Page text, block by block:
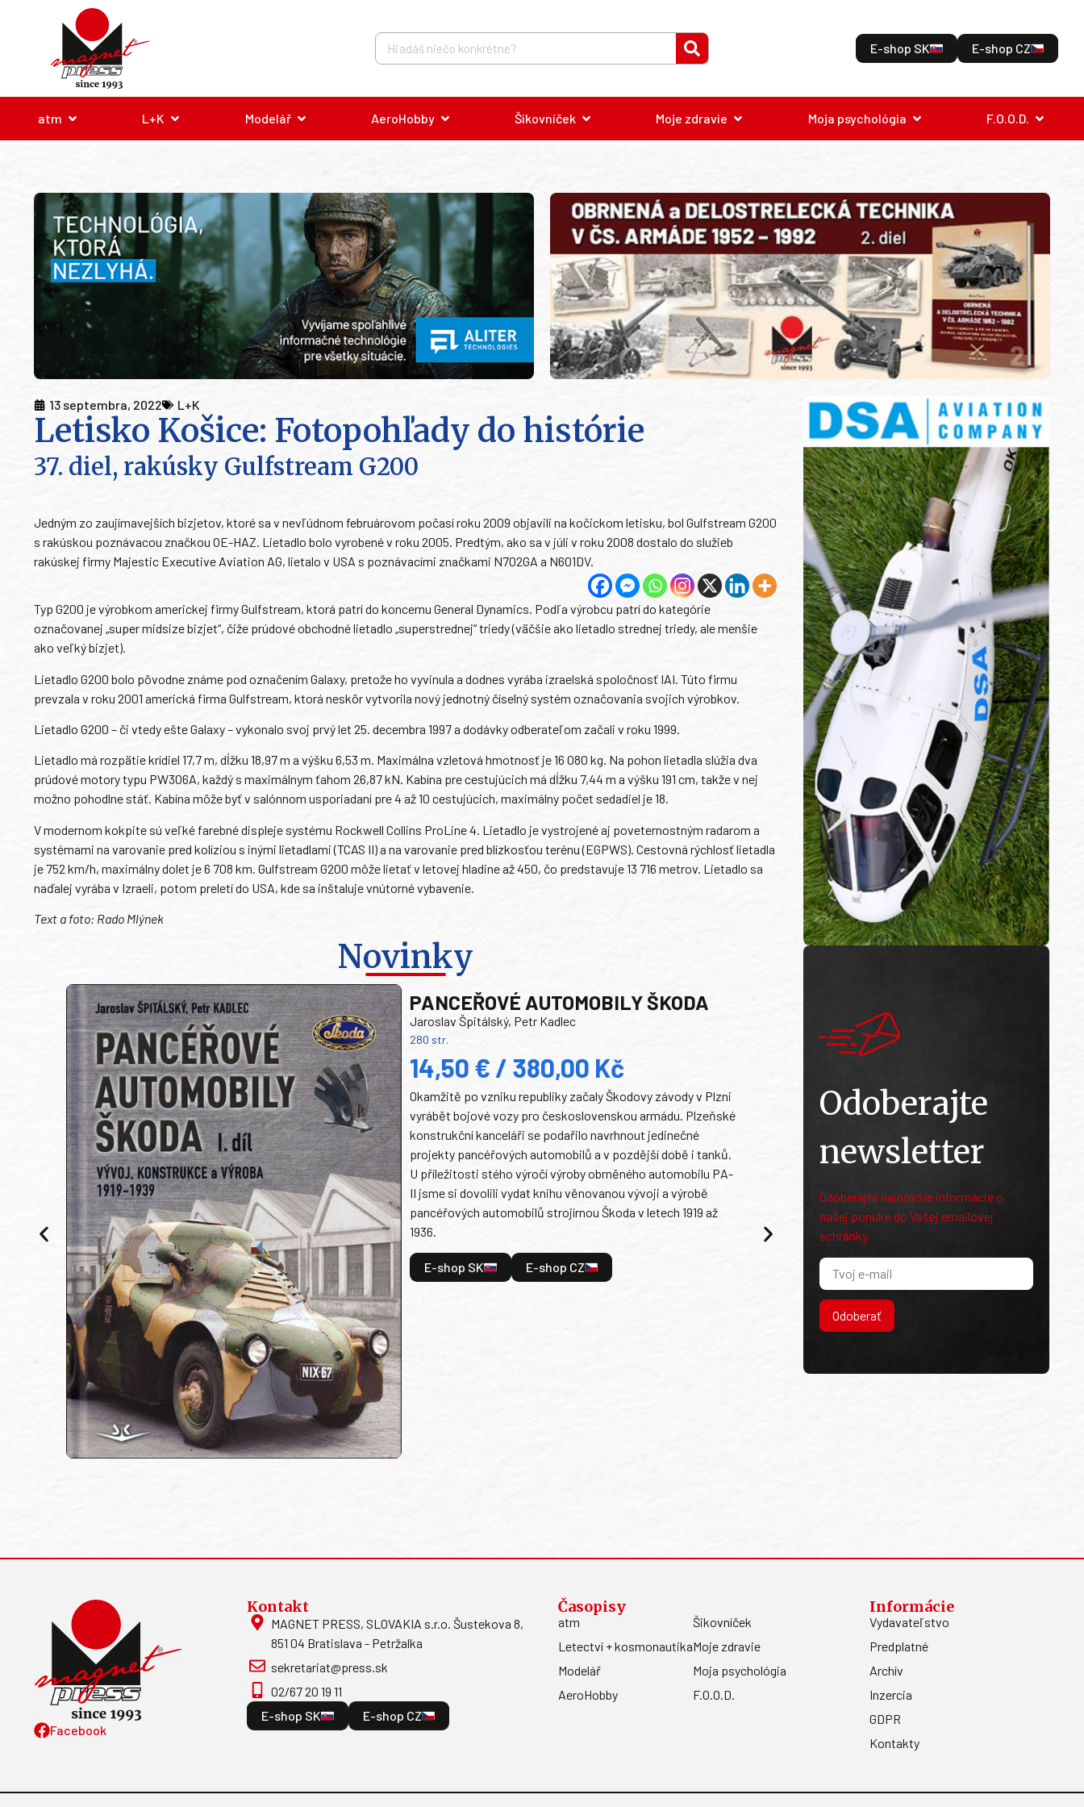
E-shop SK E-shop CZ
atm L+K Modelář AeroHobby Šikovníček Moje zdravie Moja psychológia F.O.O.D.
13 septembra, 2022 L+K
Letisko Košice: Fotopohľady do histórie
37. diel, rakúsky Gulfstream G200
Jedným zo zaujímavejších bizjetov, ktoré sa v nevľúdnom februárovom počasí roku 2009 objavili na kočickom letisku, bol Gulfstream G200
s rakúskou poznávacou značkou OE-HAZ. Lietadlo bolo vyrobené v roku 2005. Predtým, ako sa v júli v roku 2008 dostalo do služieb
rakúskej firmy Majestic Executive Aviation AG, lietalo v USA s poznávacími značkami N702GA a N601DV.
Typ G200 je výrobkom americkej firmy Gulfstream, ktorá patrí do koncernu General Dynamics. Podľa výrobcu patrí do kategórie
označovanej „super midsize bizjet“, čiže prúdové obchodné lietadlo „superstrednej“ triedy (väčšie ako lietadlo strednej triedy, ale menšie
ako veľký bizjet).
Lietadlo G200 bolo pôvodne známe pod označením Galaxy, pretože ho vyvinula a dodnes vyrába izraelská spoločnosť IAI. Túto firmu
prevzala v roku 2001 americká firma Gulfstream, ktorá neskôr vytvorila nový jednotný číselný systém označovania svojich výrobkov.
Lietadlo G200 – či vtedy ešte Galaxy – vykonalo svoj prvý let 25. decembra 1997 a dodávky odberateľom začali v roku 1999.
Lietadlo má rozpätie krídiel 17,7 m, dĺžku 18,97 m a výšku 6,53 m. Maximálna vzletová hmotnosť je 16 080 kg. Na pohon lietadla slúžia dva
prúdové motory typu PW306A, každý s maximálnym ťahom 26,87 kN. Kabína pre cestujúcich má dĺžku 7,44 m a výšku 191 cm, takže v nej
možno pohodlne stáť. Kabína môže byť v salónnom usporiadaní pre 4 až 10 cestujúcich, maximálny počet sedadiel je 18.
V modernom kokpite sú veľké farebné displeje systému Rockwell Collins ProLine 4. Lietadlo je vystrojené aj poveternostným radarom a
systémami na varovanie pred kolíziou s inými lietadlami (TCAS II) a na varovanie pred blízkosťou terénu (EGPWS). Cestovná rýchlosť lietadla
je 752 km/h, maximálny dolet je 6 708 km. Gulfstream G200 môže lietať v letovej hladine až 450, čo predstavuje 13 716 metrov. Lietadlo sa
naďalej vyrába v Izraeli, potom preletí do USA, kde sa inštaluje vnútorné vybavenie.
Text a foto: Rado Mlýnek
Novinky
PANCEŘOVÉ AUTOMOBILY ŠKODA
Jaroslav Špitálský, Petr Kadlec
280 str.
14,50 € / 380,00 Kč
Okamžitě po vzniku republiky začaly Škodovy závody v Plzni
vyrábět bojové vozy pro československou armádu. Plzeňské
konstrukční kanceláři se podařilo navrhnout jedinečné
projekty pancéřových automobilů a v pozdější době i tanků.
U příležitosti stého výročí výroby obrněného automobilu PA-
II jsme si dovolili vydat knihu věnovanou vývoji a výrobě
pancéřových automobilů strojírnou Škoda v letech 1919 až
1936.
E-shop SK E-shop CZ
Odoberajte
newsletter
Odoberajte najnovšie informácie o
našej ponuke do Vašej emailovej
schránky.
Odoberať
Facebook
Kontakt
MAGNET PRESS, SLOVAKIA s.r.o. Šustekova 8,
851 04 Bratislava - Petržalka
sekretariat@press.sk
02/67 20 19 11
E-shop SK
E-shop CZ
Časopisy
atm
Letectví + kosmonautika
Modelář
AeroHobby
Šikovníček
Moje zdravie
Moja psychológia
F.O.O.D.
Informácie
Vydavateľstvo
Predplatné
Archív
Inzercia
GDPR
Kontakty